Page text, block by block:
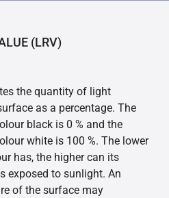
(LRV)
the quantity of light
as a percentage. The
black is 0 % and the
white is 100 %. The lower
has, the higher can its
exposed to sunlight. An
of the surface may